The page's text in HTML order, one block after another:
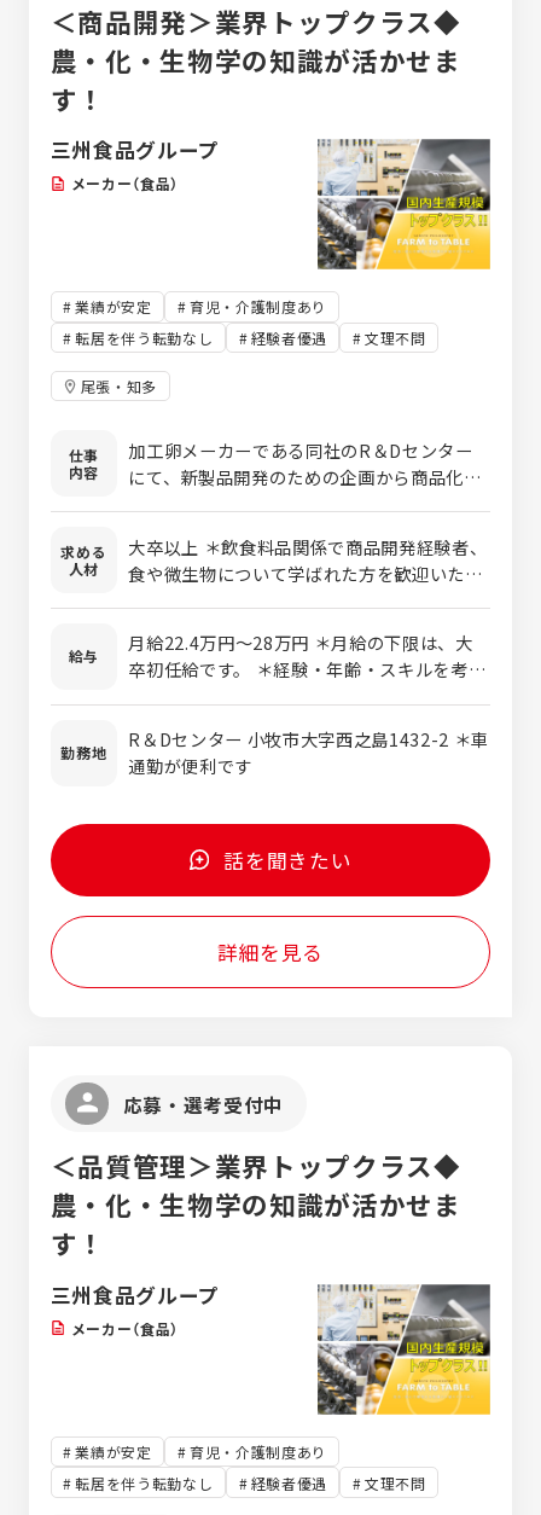
＜商品開発＞業界トップクラス◆
農・化・生物学の知識が活かせま
す！
三州食品グループ
メーカー（食品）
業績が安定
育児・介護制度あり
転居を伴う転勤なし
経験者優遇 文理不問
尾張・知多
仕事
内容
加工卵メーカーである同社のR＆Dセンター
にて、新製品開発のための企画から商品化ま
へのプレゼン業務もございます。 ■加工卵の
種類：液卵、卵黄、卵白、ゆで卵、半熟卵な
ど 卵黄という商品を一つとっても、成分や色
味等、顧客からご要望を頂きます。 ご要望に
沿うために、養鶏場にお伺いし、餌から変え
が広いです。 自身の開発したものが店頭に並
んでいるのを見たときや、ヒット商品の原材
を感じることができます。 ■販売先：コンビ
ニ（セブンイレブン、ローソン、ファミリーマ
ートなど）、大手パンメーカー（敷島パン、ヤ
マザキなど）、製菓メーカー（明治、ロッテな
三州食品株式会社での採用となります。
求める
人材
大卒以上 ＊飲食料品関係で商品開発経験者、
食や微生物について学ばれた方を歓迎いたし
給与
月給22.4万円～28万円 ＊月給の下限は、大
卒初任給です。 ＊経験・年齢・スキルを考慮
勤務地
R＆Dセンター 小牧市大字西之島1432-2 ＊車
通勤が便利です
話を聞きたい
詳細を見る
応募・選考受付中
＜品質管理＞業界トップクラス◆
農・化・生物学の知識が活かせま
す！
三州食品グループ
メーカー（食品）
業績が安定
育児・介護制度あり
転居を伴う転勤なし
経験者優遇 文理不問